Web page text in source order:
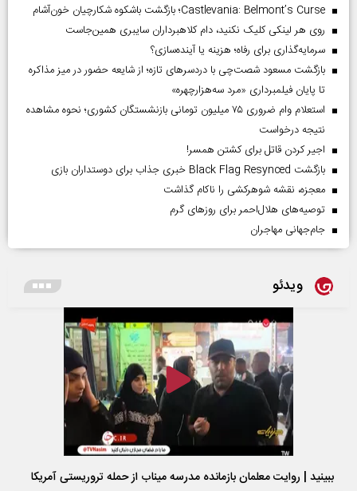
Castlevania: Belmont’s Curse؛ بازگشت باشکوه شکارچیان خون‌آشام
روی هر لینکی کلیک نکنید، دام کلاهبرداران سایبری همین‌جاست
سرمایه‌گذاری برای رفاه؛ هزینه یا آینده‌سازی؟
بازگشت مسعود شصت‌چی با دردسر‌های تازه؛ از شایعه حضور در میز مذاکره
تا پایان فیلمبرداری «مرد سه‌هزارچهره»
استعلام وام ضروری ۷۵ میلیون تومانی بازنشستگان کشوری؛ نحوه مشاهده
نتیجه درخواست
اجیر کردن قاتل برای کشتن همسر!
بازگشت Black Flag Resynced خبری جذاب برای دوستداران بازی
معجزه، نقشه شوهرکشی را ناکام گذاشت
توصیه‌های هلال‌احمر برای روز‌های گرم
جام‌جهانی مهاجران
ویدئو
ببینید | روایت معلمان بازمانده مدرسه میناب از حمله تروریستی آمریکا